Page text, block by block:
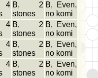
B, 2
stones
B, Even,
no komi
B, 2
stones
B, Even,
no komi
B, 2
stones
B, Even,
no komi
B, 2
stones
B, Even,
no komi